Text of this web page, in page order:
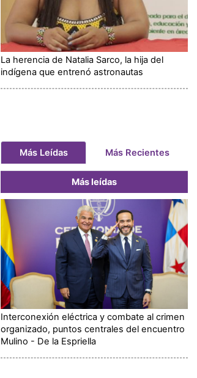
La herencia de Natalia Sarco, la hija del
indígena que entrenó astronautas
Más Leídas Más Recientes
Más leídas
Interconexión eléctrica y combate al crimen
organizado, puntos centrales del encuentro
Mulino - De la Espriella